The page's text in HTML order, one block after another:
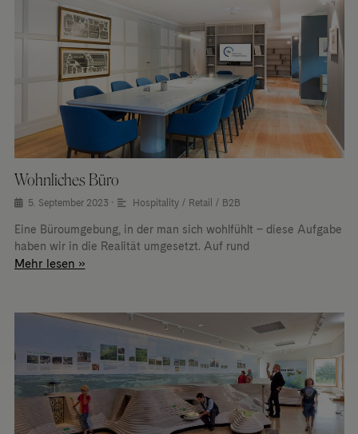
Wohnliches Büro
5. September 2023 • Hospitality / Retail / B2B
Eine Büroumgebung, in der man sich wohlfühlt – diese Aufgabe
haben wir in die Realität umgesetzt. Auf rund
Mehr lesen »